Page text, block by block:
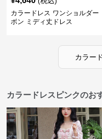
カラードレス ワンショルダー
ボン ミディ丈ドレス
カラー
カラードレスピンクのお